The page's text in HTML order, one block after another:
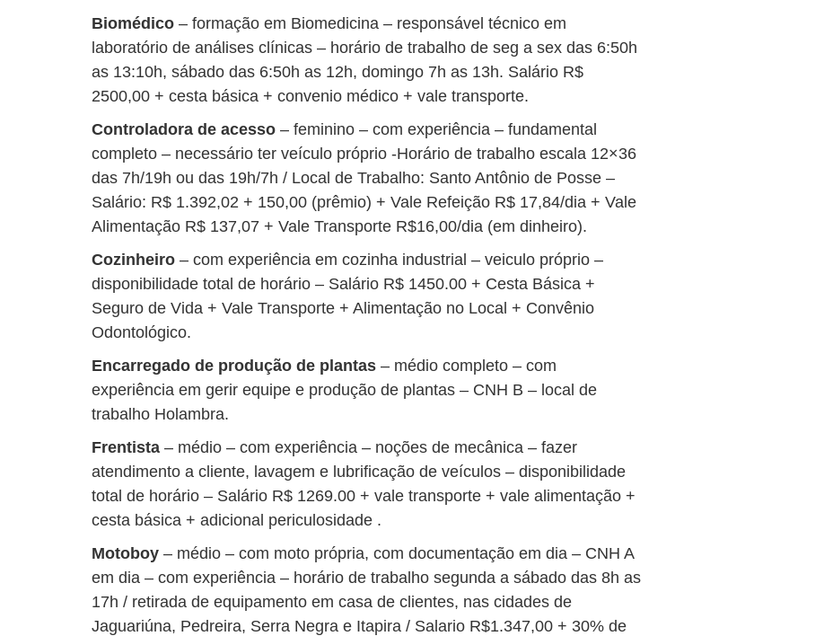
Biomédico – formação em Biomedicina – responsável técnico em
laboratório de análises clínicas – horário de trabalho de seg a sex das 6:50h
as 13:10h, sábado das 6:50h as 12h, domingo 7h as 13h. Salário R$
2500,00 + cesta básica + convenio médico + vale transporte.
Controladora de acesso – feminino – com experiência – fundamental
completo – necessário ter veículo próprio -Horário de trabalho escala 12×36
das 7h/19h ou das 19h/7h / Local de Trabalho: Santo Antônio de Posse –
Salário: R$ 1.392,02 + 150,00 (prêmio) + Vale Refeição R$ 17,84/dia + Vale
Alimentação R$ 137,07 + Vale Transporte R$16,00/dia (em dinheiro).
Cozinheiro – com experiência em cozinha industrial – veiculo próprio –
disponibilidade total de horário – Salário R$ 1450.00 + Cesta Básica +
Seguro de Vida + Vale Transporte + Alimentação no Local + Convênio
Odontológico.
Encarregado de produção de plantas – médio completo – com
experiência em gerir equipe e produção de plantas – CNH B – local de
trabalho Holambra.
Frentista – médio – com experiência – noções de mecânica – fazer
atendimento a cliente, lavagem e lubrificação de veículos – disponibilidade
total de horário – Salário R$ 1269.00 + vale transporte + vale alimentação +
cesta básica + adicional periculosidade .
Motoboy – médio – com moto própria, com documentação em dia – CNH A
em dia – com experiência – horário de trabalho segunda a sábado das 8h as
17h / retirada de equipamento em casa de clientes, nas cidades de
Jaguariúna, Pedreira, Serra Negra e Itapira / Salario R$1.347,00 + 30% de